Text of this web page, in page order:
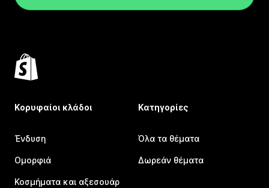
Κορυφαίοι κλάδοι
Ένδυση
Ομορφιά
Κοσμήματα και αξεσουάρ
Κατηγορίες
Όλα τα θέματα
Δωρεάν θέματα